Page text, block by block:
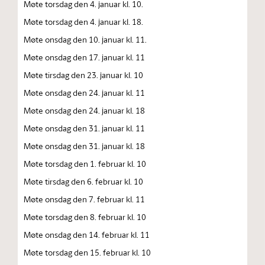
Møte torsdag den 4. januar kl. 10.
Møte torsdag den 4. januar kl. 18.
Møte onsdag den 10. januar kl. 11.
Møte onsdag den 17. januar kl. 11
Møte tirsdag den 23. januar kl. 10
Møte onsdag den 24. januar kl. 11
Møte onsdag den 24. januar kl. 18
Møte onsdag den 31. januar kl. 11
Møte onsdag den 31. januar kl. 18
Møte torsdag den 1. februar kl. 10
Møte tirsdag den 6. februar kl. 10
Møte onsdag den 7. februar kl. 11
Møte torsdag den 8. februar kl. 10
Møte onsdag den 14. februar kl. 11
Møte torsdag den 15. februar kl. 10